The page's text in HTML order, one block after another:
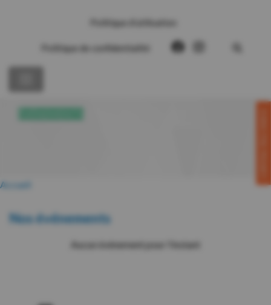
Politique d’utilisation
Politique de confidentialité
Accueil
Nos événements
Aucun événement pour l'instant